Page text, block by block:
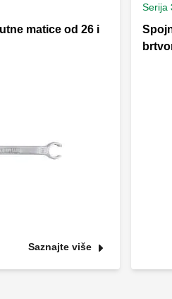
matice od 26 i
Saznajte više
Serija